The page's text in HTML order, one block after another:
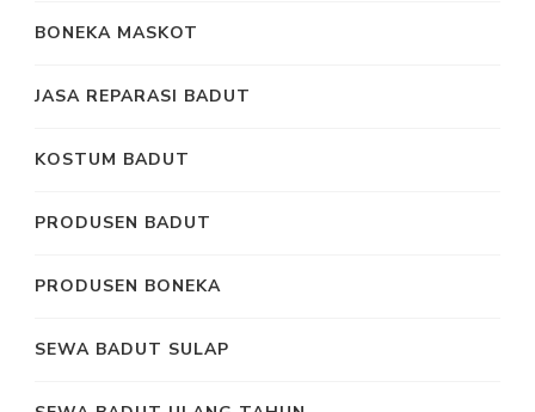
BONEKA MASKOT
JASA REPARASI BADUT
KOSTUM BADUT
PRODUSEN BADUT
PRODUSEN BONEKA
SEWA BADUT SULAP